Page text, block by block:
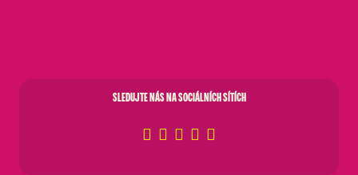
SLEDUJTE NÁS NA SOCIÁLNÍCH SÍTÍCH